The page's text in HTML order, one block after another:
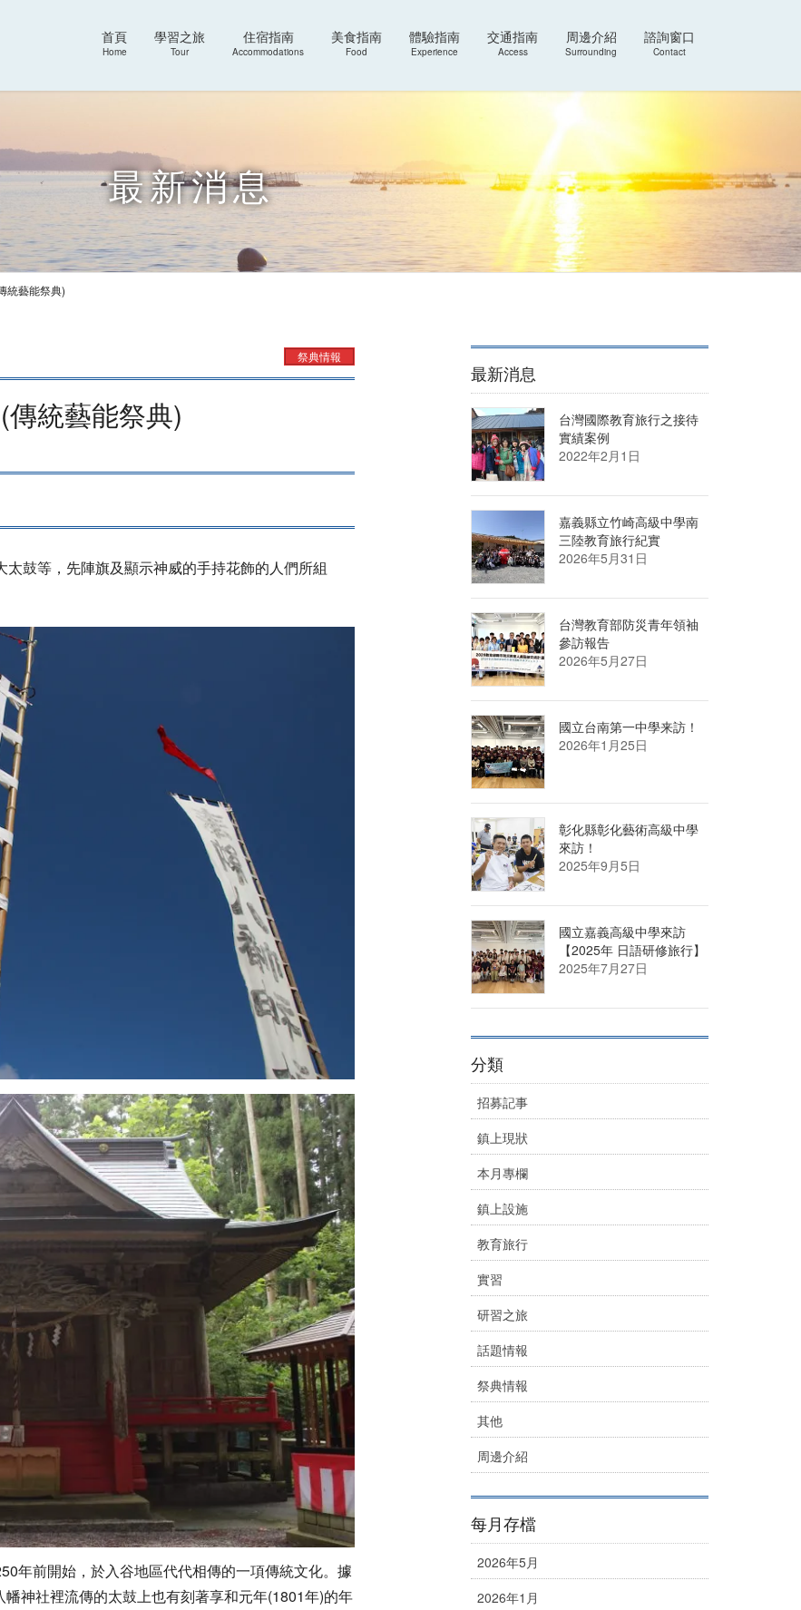
首頁
Home
學習之旅
Tour
住宿指南
Accommodations
美食指南
Food
體驗指南
Experience
交通指南
Access
周邊介紹
Surrounding
諮詢窗口
Contact
最新消息
統藝能祭典)
祭典情報
統藝能祭典)
鼓等，先陣旗及顯示神威的手持花飾的人們所組
年前開始，於入谷地區代代相傳的一項傳統文化。據
神社裡流傳的太鼓上也有刻著享和元年(1801年)的年
最新消息
台灣國際教育旅行之接待
實績案例
2022年2月1日
嘉義縣立竹崎高級中學南
三陸教育旅行紀實
2026年5月31日
台灣教育部防災青年領袖
參訪報告
2026年5月27日
國立台南第一中學来訪！
2026年1月25日
彰化縣彰化藝術高級中學
來訪！
2025年9月5日
國立嘉義高級中學來訪
【2025年 日語研修旅行】
2025年7月27日
分類
招募記事
鎮上現狀
本月專欄
鎮上設施
教育旅行
實習
研習之旅
話題情報
祭典情報
其他
周邊介紹
每月存檔
2026年5月
2026年1月